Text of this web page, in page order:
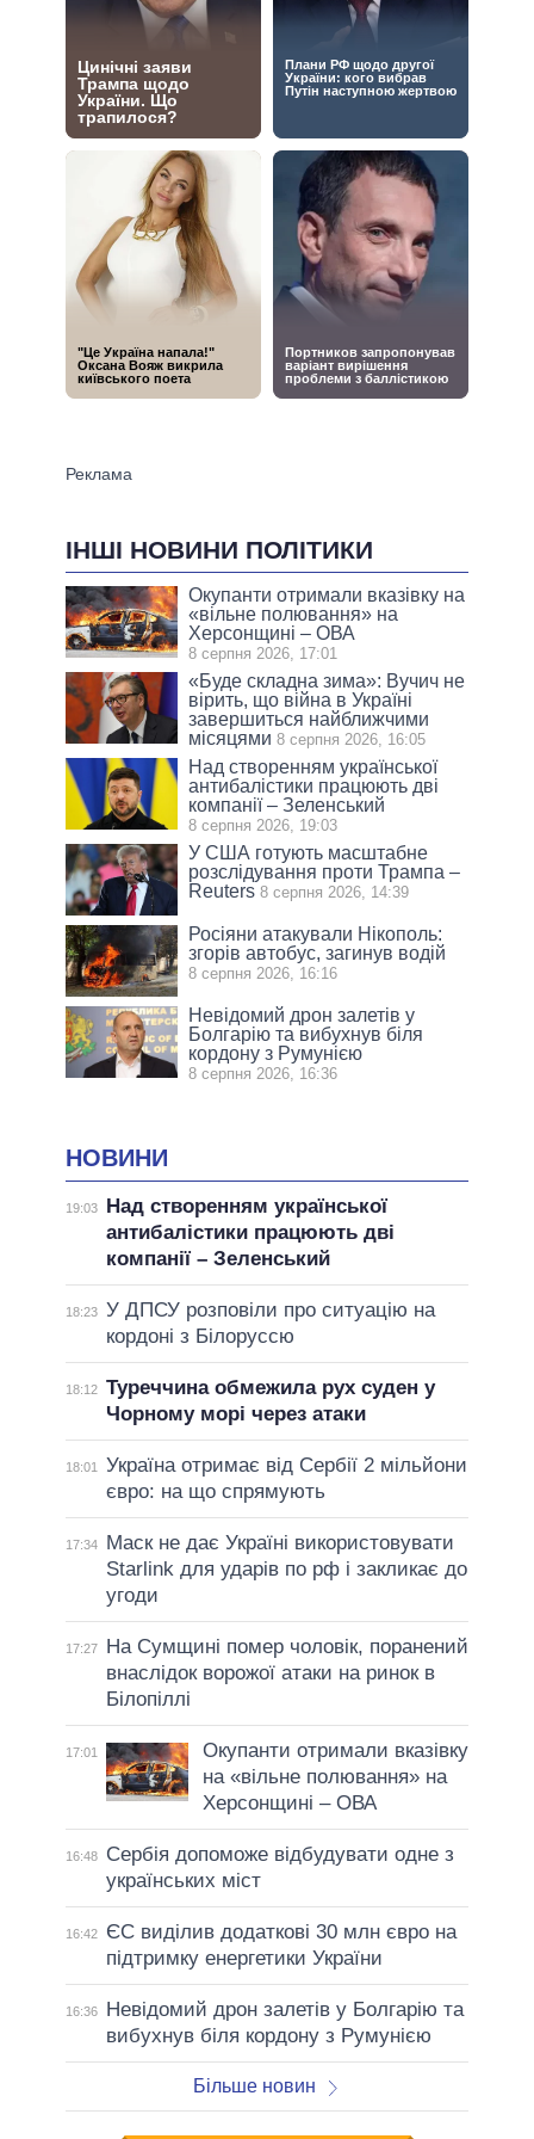
ІНШІ НОВИНИ ПОЛІТИКИ
Окупанти отримали вказівку на
«вільне полювання» на
Херсонщині – ОВА
8 серпня 2026, 17:01
«Буде складна зима»: Вучич не
вірить, що війна в Україні
завершиться найближчими
місяцями 8 серпня 2026, 16:05
Над створенням української
антибалістики працюють дві
компанії – Зеленський
8 серпня 2026, 19:03
У США готують масштабне
розслідування проти Трампа –
Reuters 8 серпня 2026, 14:39
Росіяни атакували Нікополь:
згорів автобус, загинув водій
8 серпня 2026, 16:16
Невідомий дрон залетів у
Болгарію та вибухнув біля
кордону з Румунією
8 серпня 2026, 16:36
НОВИНИ
19:03
Над створенням української
антибалістики працюють дві
компанії – Зеленський
18:23 У ДПСУ розповіли про ситуацію на
кордоні з Білоруссю
18:12 Туреччина обмежила рух суден у
Чорному морі через атаки
18:01
Україна отримає від Сербії 2 мільйони
євро: на що спрямують
17:34
Маск не дає Україні використовувати
Starlink для ударів по рф і закликає до
угоди
17:27
На Сумщині помер чоловік, поранений
внаслідок ворожої атаки на ринок в
Білопіллі
17:01
Окупанти отримали вказівку
на «вільне полювання» на
Херсонщині – ОВА
16:48
Сербія допоможе відбудувати одне з
українських міст
16:42
ЄС виділив додаткові 30 млн євро на
підтримку енергетики України
16:36
Невідомий дрон залетів у Болгарію та
вибухнув біля кордону з Румунією
Більше новин